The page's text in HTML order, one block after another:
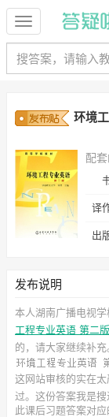
环境
配
译
出
发布说明
本人湖南广播电视
工程专业英语 第二
的，请大家继续补充
这网站审核的实在
过。这份答案我是搜
此课后习题答案对应